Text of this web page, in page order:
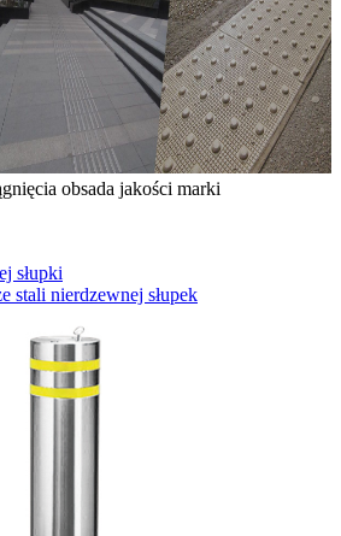
obsada jakości marki
słupki
stali nierdzewnej słupek